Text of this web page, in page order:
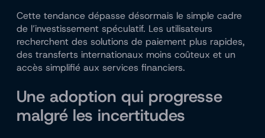
Cette tendance dépasse désormais le simple cadre
de l’investissement spéculatif. Les utilisateurs
recherchent des solutions de paiement plus rapides,
des transferts internationaux moins coûteux et un
accès simplifié aux services financiers.
Une adoption qui progresse
malgré les incertitudes